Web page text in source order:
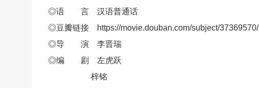
◎语 言 汉语普通话
◎豆瓣链接 https://movie.douban.com/subject/37369570/
◎导 演 李晋瑞
◎编 剧 左虎跃
梓铭